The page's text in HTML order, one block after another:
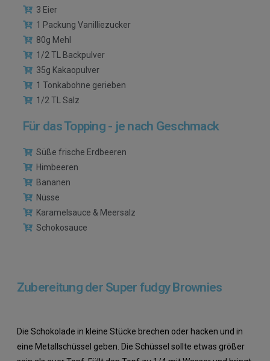
3 Eier
1 Packung Vanilliezucker
80g Mehl
1/2 TL Backpulver
35g Kakaopulver
1 Tonkabohne gerieben
1/2 TL Salz
Für das Topping - je nach Geschmack
Süße frische Erdbeeren
Himbeeren
Bananen
Nüsse
Karamelsauce & Meersalz
Schokosauce
Zubereitung der Super fudgy Brownies
Die Schokolade in kleine Stücke brechen oder hacken und in
eine Metallschüssel geben. Die Schüssel sollte etwas größer